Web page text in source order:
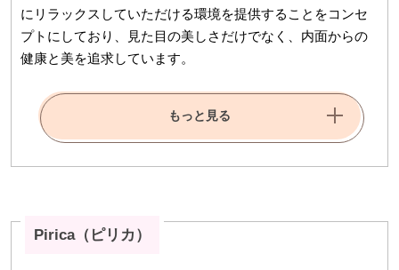
にリラックスしていただける環境を提供することをコンセ
プトにしており、見た目の美しさだけでなく、内面からの
健康と美を追求しています。
もっと見る
Pirica（ピリカ）